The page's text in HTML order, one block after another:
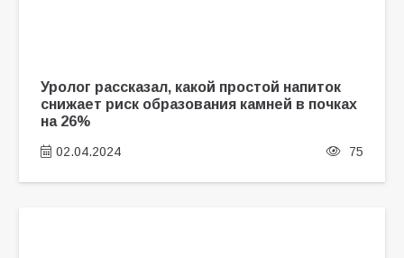
Уролог рассказал, какой простой напиток
снижает риск образования камней в почках
на 26%
02.04.2024 75